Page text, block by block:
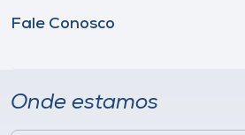
Fale Conosco
Onde estamos